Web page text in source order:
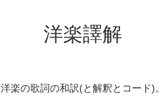
洋楽譯解
洋楽の歌詞の和訳(と解釈とコード)。